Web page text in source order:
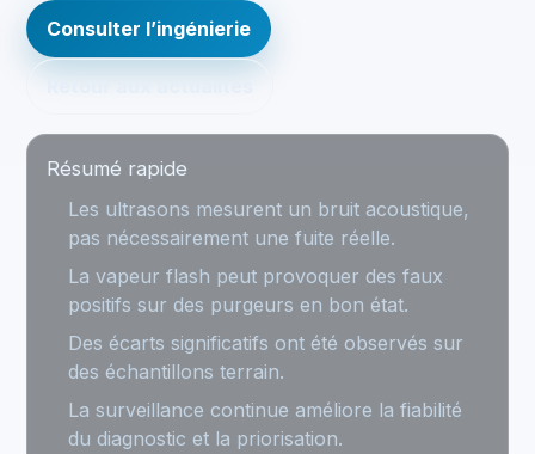
Consulter l’ingénierie
Résumé rapide
Les ultrasons mesurent un bruit acoustique,
pas nécessairement une fuite réelle.
La vapeur flash peut provoquer des faux
positifs sur des purgeurs en bon état.
Des écarts significatifs ont été observés sur
des échantillons terrain.
La surveillance continue améliore la fiabilité
du diagnostic et la priorisation.